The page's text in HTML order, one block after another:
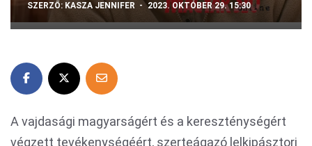
SZERZŐ: KASZA JENNIFER 2023. OKTÓBER 29. 15:30
A vajdasági magyarságért és a kereszténységért
végzett tevékenységéért, szerteágazó lelkipásztori